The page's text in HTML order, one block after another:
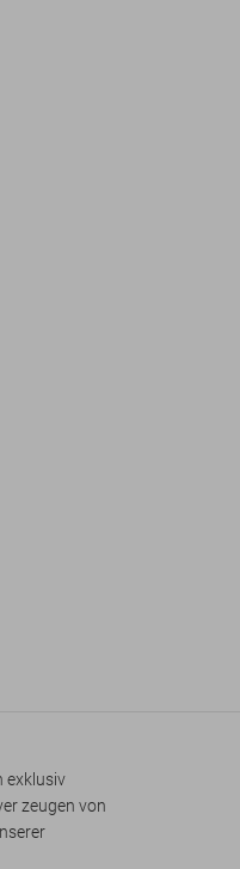
exklusiv
zeugen von